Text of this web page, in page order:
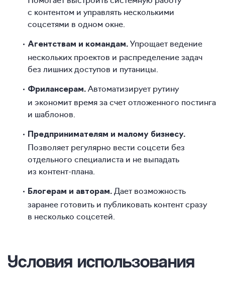
с контентом и управлять несколькими
соцсетями в одном окне.
Агентствам и командам. Упрощает ведение
нескольких проектов и распределение задач
без лишних доступов и путаницы.
Фрилансерам. Автоматизирует рутину
и экономит время за счет отложенного постинга
и шаблонов.
Предпринимателям и малому бизнесу.
Позволяет регулярно вести соцсети без
отдельного специалиста и не выпадать
из контент-плана.
Блогерам и авторам. Дает возможность
заранее готовить и публиковать контент сразу
в несколько соцсетей.
Условия использования